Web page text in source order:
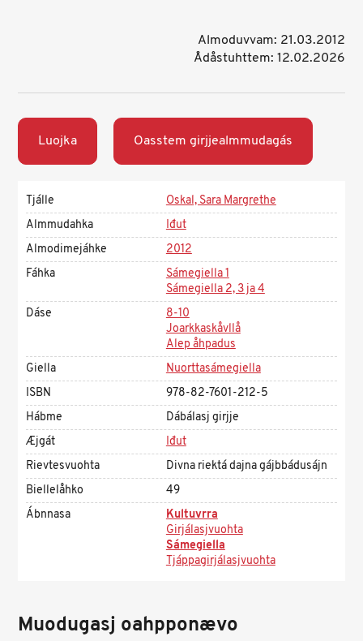
Almoduvvam: 21.03.2012
Ådåstuhttem: 12.02.2026
Luojka Oasstem girjjealmmudagás
Tjálle
Oskal, Sara Margrethe
Almmudahka
Iđut
Almodimejáhke
2012
Fáhka
Sámegiella 1
Sámegiella 2, 3 ja 4
Dáse
8-10
Joarkkaskåvllå
Alep åhpadus
Giella
Nuorttasámegiella
ISBN
978-82-7601-212-5
Hábme
Dábálasj girjje
Æjgát
Iđut
Rievtesvuohta
Divna riektá dajna gájbbádusájn
Biellelåhko
49
Ábnnasa
Kultuvrra
Girjálasjvuohta
Sámegiella
Tjáppagirjálasjvuohta
Muodugasj oahpponævo